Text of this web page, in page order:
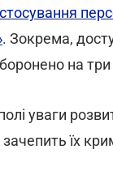
. Зокрема,
на
уваги
їх